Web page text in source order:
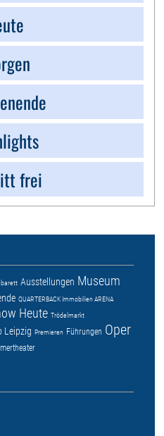
frei
Ausstellungen Museum
QUARTERBACK Immobilien ARENA
Heute Trödelmarkt
Leipzig Premieren Führungen Oper